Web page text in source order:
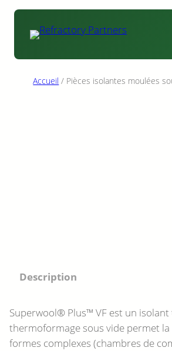
Aller
contenu
Accueil / Pièces isolantes moulées
Description
Superwool® Plus™ VF est un
thermoformage sous vide permet
formes complexes (chambres de